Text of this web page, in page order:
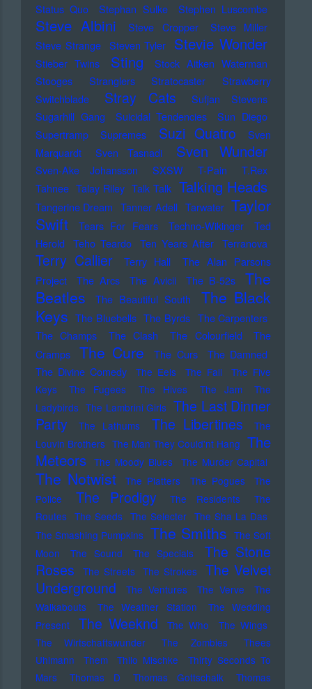
Status Quo
Stephan Sulke Stephen Luscombe
Steve Albini Steve Cropper
Steve Miller
Steve Strange Steven Tyler Stevie Wonder
Stieber Twins Sting
Stock Aitken Waterman
Stooges
Stranglers Stratocaster
Strawberry
Switchblade
Stray Cats
Sufjan Stevens
Sugarhill Gang
Suicidal Tendencies
Sun Diego
Supertramp
Supremes Suzi Quatro
Sven
Marquardt
Sven Tasnadi Sven Wunder
Sven-Ake Johansson SXSW T-Pain
T.Rex
Tahnee Talay Riley Talk Talk Talking Heads
Tangerine Dream Tanner Adell Tarwater Taylor
Swift
Tears For Fears Techno-Wikinger
Ted
Herold
Teho Teardo Ten Years After Terranova
Terry Callier Terry Hall
The Alan Parsons
Project
The Arcs The Avicii The B-52s
The
Beatles
The Beautiful South
The Black
Keys The Bluebells The Byrds The Carpenters
The Champs
The Clash The Colourfield
The
Cramps
The Cure The Curs
The Damned
The Divine Comedy
The Eels The Fall
The Five
Keys
The Fugees The Hives The Jam
The
Ladybirds The Lambrini Girls The Last Dinner
Party
The Lathums The Libertines
The
Louvin Brothers The Man They Could'nt Hang The
Meteors The Moody Blues The Murder Capital
The Notwist The Platters The Pogues
The
Police
The Prodigy The Residents
The
Routes The Seeds The Selecter The Sha La Das
The Smashing Pumpkins The Smiths The Soft
Moon
The Sound The Specials
The Stone
Roses
The Streets The Strokes
The Velvet
Underground
The Ventures The Verve
The
Walkabouts
The Weather Station
The Wedding
Present
The Weeknd The Who
The Wings
The Wirtschaftswunder
The Zombies
Thees
Uhlmann
Them Thilo Mischke
Thirty Seconds To
Mars
Thomas D Thomas Gottschalk
Thomas